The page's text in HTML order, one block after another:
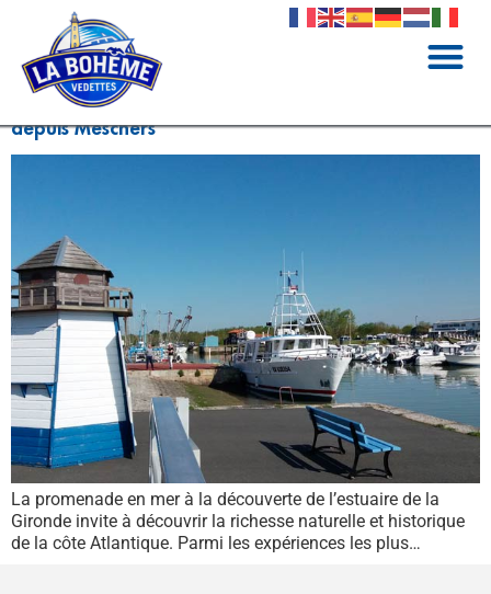
Promenade en mer en Gironde : Tour de l’Estuaire
depuis Meschers
La promenade en mer à la découverte de l’estuaire de la
Gironde invite à découvrir la richesse naturelle et historique
de la côte Atlantique. Parmi les expériences les plus…